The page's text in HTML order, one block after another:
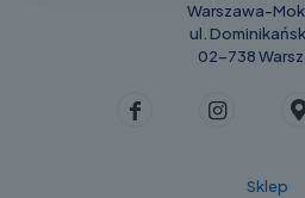
Warszawa-
ul.
02-738
Sklep